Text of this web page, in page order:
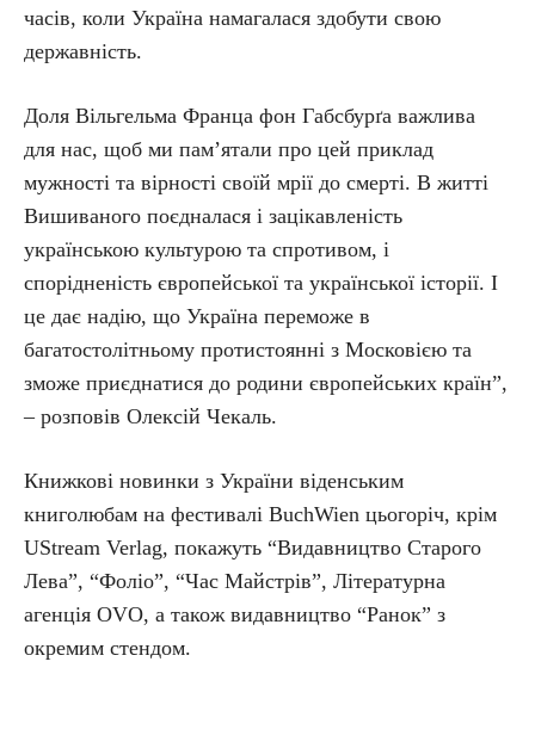
часів, коли Україна намагалася здобути свою
державність.
Доля Вільгельма Франца фон Габсбурґа важлива
для нас, щоб ми пам’ятали про цей приклад
мужності та вірності своїй мрії до смерті. В житті
Вишиваного поєдналася і зацікавленість
українською культурою та спротивом, і
спорідненість європейської та української історії. І
це дає надію, що Україна переможе в
багатостолітньому протистоянні з Московією та
зможе приєднатися до родини європейських країн”,
– розповів Олексій Чекаль.
Книжкові новинки з України віденським
книголюбам на фестивалі BuchWien цьогоріч, крім
UStream Verlag, покажуть “Видавництво Старого
Лева”, “Фоліо”, “Час Майстрів”, Літературна
агенція OVO, а також видавництво “Ранок” з
окремим стендом.